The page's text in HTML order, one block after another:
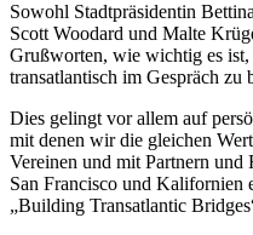
Sowohl Stadtpräsidentin
Scott Woodard und Malte
Grußworten, wie wichtig es ist,
transatlantisch im Gespräch zu
Dies gelingt vor allem auf
mit denen wir die gleichen
Vereinen und mit Partnern
San Francisco und Kalifornien
„Building Transatlantic